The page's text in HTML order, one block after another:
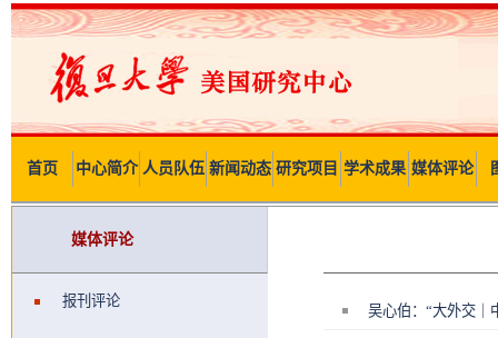
首页 中心简介 人员队伍 新闻动态 研究项目 学术成果 媒体评论
媒体评论
报刊评论
吴心伯：“大外交｜